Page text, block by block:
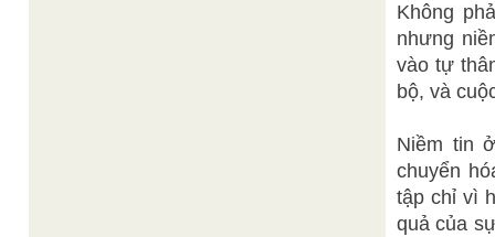
Không
nhưng
vào tự
bộ, và
Niềm tin
chuyển
tập chỉ vì
quả của